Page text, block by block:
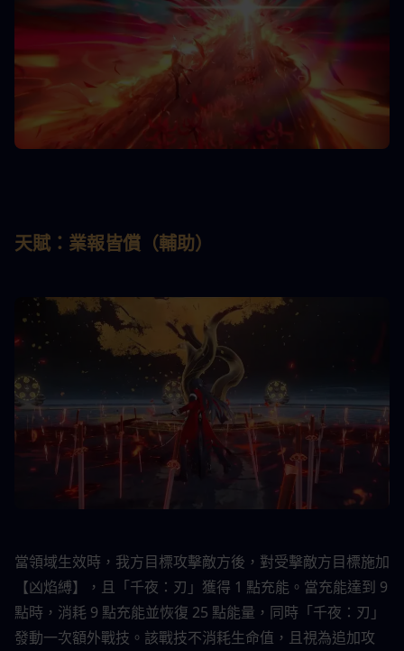
天賦：業報皆償（輔助）
當領域生效時，我方目標攻擊敵方後，對受擊敵方目標施加
【凶焰縛】，且「千夜：刃」獲得 1 點充能。當充能達到 9
點時，消耗 9 點充能並恢復 25 點能量，同時「千夜：刃」
發動一次額外戰技。該戰技不消耗生命值，且視為追加攻